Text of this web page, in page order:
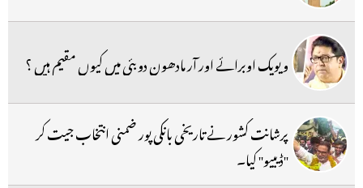
ویویک اوبرائے اور آر مادھون دوبئی میں کیوں مقیم ہیں ؟
پرشانت کشور نے تاریخی بانکی پور ضمنی انتخاب جیت کر
''ڈیبیو'' کیا۔